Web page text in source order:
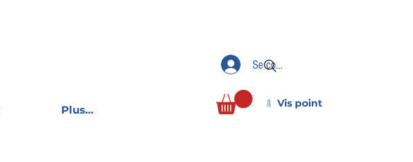
Plus...
Se connecter
Vis point